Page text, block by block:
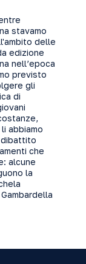
stavamo
delle
edizione
nell’epoca
previsto
gli
di
abbiamo
che
alcune
la